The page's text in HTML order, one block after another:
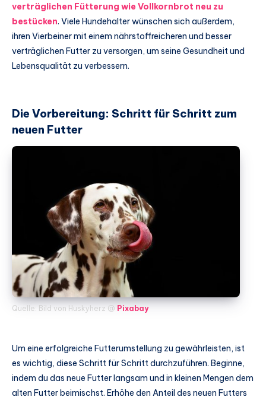
verträglichen Fütterung wie Vollkornbrot neu zu
bestücken. Viele Hundehalter wünschen sich außerdem,
ihren Vierbeiner mit einem nährstoffreicheren und besser
verträglichen Futter zu versorgen, um seine Gesundheit und
Lebensqualität zu verbessern.
Die Vorbereitung: Schritt für Schritt zum
neuen Futter
Quelle: Bild von Huskyherz @ Pixabay
Um eine erfolgreiche Futterumstellung zu gewährleisten, ist
es wichtig, diese Schritt für Schritt durchzuführen. Beginne,
indem du das neue Futter langsam und in kleinen Mengen dem
alten Futter beimischst. Erhöhe den Anteil des neuen Futters